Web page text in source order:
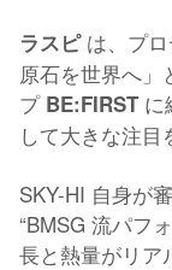
ラスピは、プロ
原石を世界へ」
プ BE:FIRSTに
して大きな注目
SKY-HI 自身が
“BMSG 流パフ
長と熱量がリア